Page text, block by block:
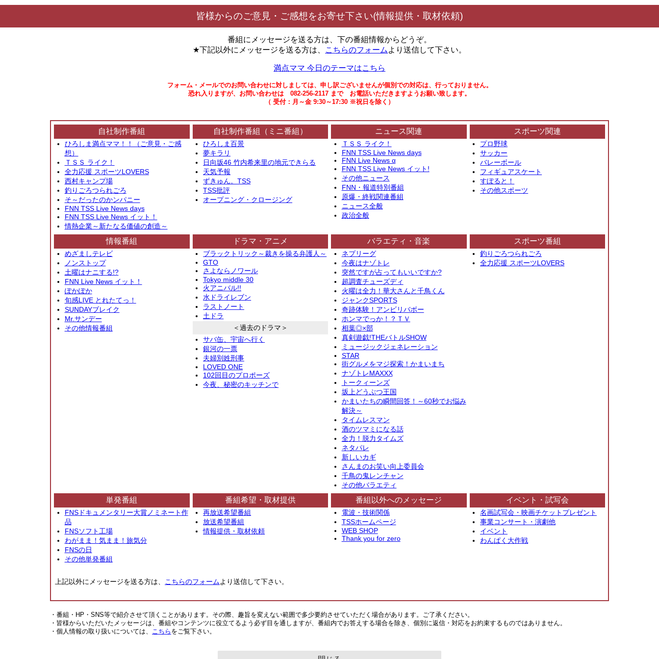
皆様からのご意見・ご感想をお寄せ下さい(情報提供・取材依頼)
番組にメッセージを送る方は、下の番組情報からどうぞ。
★下記以外にメッセージを送る方は、
こちらのフォーム より送信して下さい。
満点ママ 今日のテーマはこちら
フォーム・メールでのお問い合わせに対しましては、申し訳ございませんが個別での対応は、行っておりません。
恐れ入りますが、お問い合わせは 082-256-2117 まで お電話いただきますようお願い致します。
（ 受付：月～金 9:30～17:30 ※祝日を除く）
自社制作番組
ひろしま満点ママ！！（ご意見・ご感
想）
ＴＳＳ ライク！
全力応援 スポーツLOVERS
西村キャンプ場
釣りごろつられごろ
そ～だったのかンパニー
FNN TSS Live News days
FNN TSS Live News イット！
情熱企業～新たなる価値の創造～
自社制作番組（ミニ番組）
ひろしま百景
夢キラリ
日向坂46 竹内希来里の地元できらる
天気予報
ずきゅん。TSS
TSS批評
オープニング・クロージング
ニュース関連
ＴＳＳ ライク！
FNN TSS Live News days
FNN Live News α
FNN TSS Live News イット!
その他ニュース
FNN・報道特別番組
原爆・終戦関連番組
ニュース全般
政治全般
スポーツ関連
プロ野球
サッカー
バレーボール
フィギュアスケート
すぽると！
その他スポーツ
情報番組
めざましテレビ
ノンストップ
土曜はナニする!?
FNN Live News イット！
ぽかぽか
旬感LIVE とれたてっ！
SUNDAYブレイク
Mr.サンデー
その他情報番組
ドラマ・アニメ
ブラックトリック～裁きを操る弁護人～
GTO
さよならノワール
Tokyo middle 30
火アニバル!!
水ドライレブン
ラストノート
土ドラ
＜過去のドラマ＞
サバ缶、宇宙へ行く
銀河の一票
夫婦別姓刑事
LOVED ONE
102回目のプロポーズ
今夜、秘密のキッチンで
バラエティ・音楽
ネプリーグ
今夜はナゾトレ
突然ですが占ってもいいですか?
超調査チューズディ
火曜は全力！華大さんと千鳥くん
ジャンクSPORTS
奇跡体験！アンビリバボー
ホンマでっか！？ＴＶ
相葉◎×部
真剣遊戯!THEバトルSHOW
ミュージックジェネレーション
STAR
街グルメをマジ探索！かまいまち
ナゾトレMAXXX
トークィーンズ
坂上どうぶつ王国
かまいたちの瞬間回答！～60秒でお悩み
解決～
タイムレスマン
酒のツマミになる話
全力！脱力タイムズ
ネタパレ
新しいカギ
さんまのお笑い向上委員会
千鳥の鬼レンチャン
その他バラエティ
スポーツ番組
釣りごろつられごろ
全力応援 スポーツLOVERS
単発番組
FNSドキュメンタリー大賞ノミネート作
品
FNSソフト工場
わがまま！気まま！旅気分
FNSの日
その他単発番組
番組希望・取材提供
再放送希望番組
放送希望番組
情報提供・取材依頼
番組以外へのメッセージ
電波・技術関係
TSSホームページ
WEB SHOP
Thank you for zero
イベント・試写会
名画試写会・映画チケットプレゼント
事業コンサート・演劇他
イベント
わんぱく大作戦
上記以外にメッセージを送る方は、 こちらのフォームより送信して下さい。
・番組・HP・SNS等で紹介させて頂くことがあります。その際、趣旨を変えない範囲で多少要約させていただく場合があります。ご了承ください。
・皆様からいただいたメッセージは、番組やコンテンツに役立てるよう必ず目を通しますが、番組内でお答えする場合を除き、個別に返信・対応をお約束するものではありません。
・個人情報の取り扱いについては、
こちら をご覧下さい。